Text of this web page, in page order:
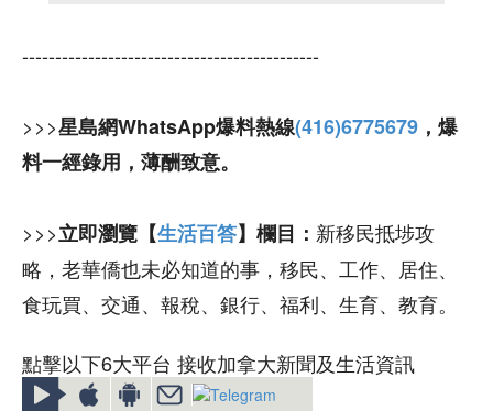
---------------------------------------------
>>>星島網WhatsApp爆料熱線(416)6775679 ，爆
料一經錄用，薄酬致意。
>>>立即瀏覽【生活百答】欄目： 新移民抵埗攻
略，老華僑也未必知道的事，移民、工作、居住、
食玩買、交通、報稅、銀行、福利、生育、教育。
點擊以下6大平台 接收加拿大新聞及生活資訊